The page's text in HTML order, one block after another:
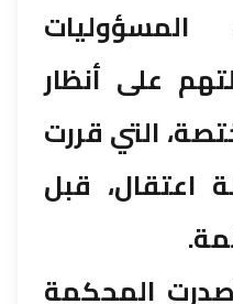
على أنظار
التي قررت
اعتقال، قبل
المحكمة